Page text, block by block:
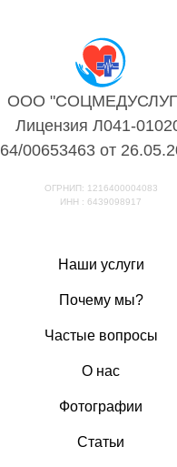
ООО
Лицензия Л041-
64/00653463 от
ОГРНИП: 1216400004083
ИНН : 6439098917
Наши услуги
Почему мы?
Частые вопросы
О нас
Фотографии
Статьи